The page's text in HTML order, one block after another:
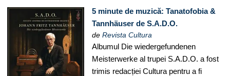
5 minute de muzică: Tanatofobia &
Tannhäuser de S.A.D.O.
deRevista Cultura
Albumul Die wiedergefundenen
Meisterwerke al trupei S.A.D.O. a fost
trimis redacției Cultura pentru a fi